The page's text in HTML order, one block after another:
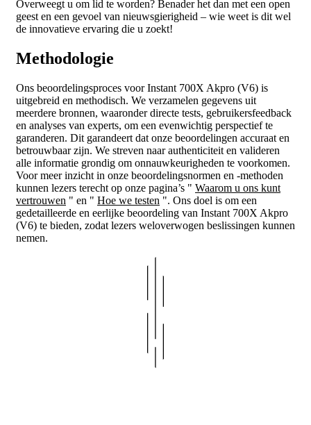
Overweegt u om lid te worden? Benader het dan met een open
geest en een gevoel van nieuwsgierigheid – wie weet is dit wel
de innovatieve ervaring die u zoekt!
Methodologie
Ons beoordelingsproces voor Instant 700X Akpro (V6) is
uitgebreid en methodisch. We verzamelen gegevens uit
meerdere bronnen, waaronder directe tests, gebruikersfeedback
en analyses van experts, om een evenwichtig perspectief te
garanderen. Dit garandeert dat onze beoordelingen accuraat en
betrouwbaar zijn. We streven naar authenticiteit en valideren
alle informatie grondig om onnauwkeurigheden te voorkomen.
Voor meer inzicht in onze beoordelingsnormen en -methoden
kunnen lezers terecht op onze pagina’s " Waarom u ons kunt
vertrouwen " en " Hoe we testen ". Ons doel is om een
gedetailleerde en eerlijke beoordeling van Instant 700X Akpro
(V6) te bieden, zodat lezers weloverwogen beslissingen kunnen
nemen.